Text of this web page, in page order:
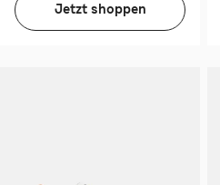
Jetzt shoppen